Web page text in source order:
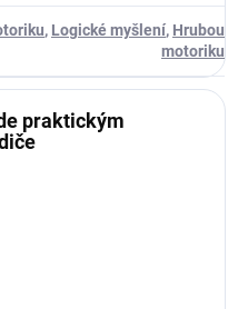
, Logické myšlení, Hrubou
motoriku
praktickým